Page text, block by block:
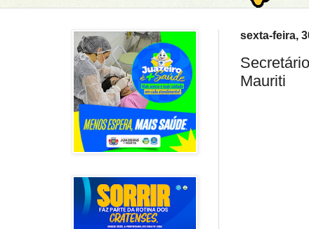
sexta-feira,
Mauriti